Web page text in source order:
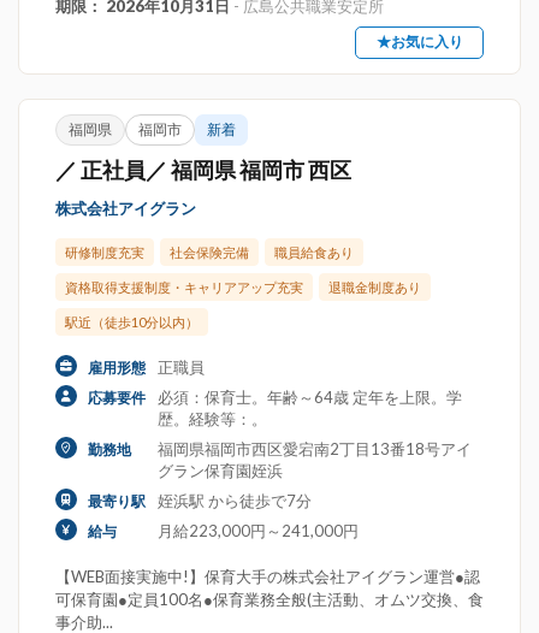
期限： 2026年10月31日 - 広島公共職業安定所
★お気に入り
福岡県 福岡市 新着
／ 正社員／ 福岡県 福岡市 西区
株式会社アイグラン
研修制度充実 社会保険完備 職員給食あり
資格取得支援制度・キャリアアップ充実 退職金制度あり
駅近（徒歩10分以内）
雇用形態 正職員
応募要件
必須：保育士。年齢～64歳 定年を上限。学
歴。経験等：。
勤務地
福岡県福岡市西区愛宕南2丁目13番18号アイ
グラン保育園姪浜
最寄り駅 姪浜駅 から徒歩で7分
給与 月給223,000円～241,000円
【WEB面接実施中!】保育大手の株式会社アイグラン運営●認
可保育園●定員100名●保育業務全般(主活動、オムツ交換、食
事介助...